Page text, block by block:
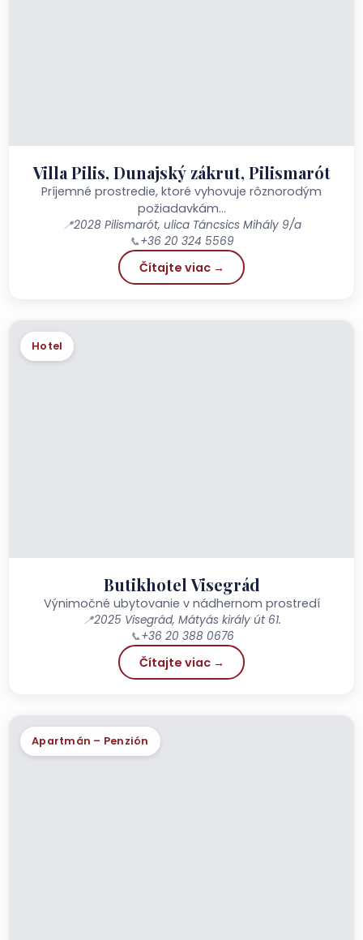
Villa Pilis, Dunajský zákrut, Pilismarót
Príjemné prostredie, ktoré vyhovuje rôznorodým
požiadavkám…
📍2028 Pilismarót, ulica Táncsics Mihály 9/a
📞+36 20 324 5569
Čítajte viac →
Hotel
Butikhotel Visegrád
Výnimočné ubytovanie v nádhernom prostredí
📍2025 Visegrád, Mátyás király út 61.
📞+36 20 388 0676
Čítajte viac →
Apartmán – Penzión